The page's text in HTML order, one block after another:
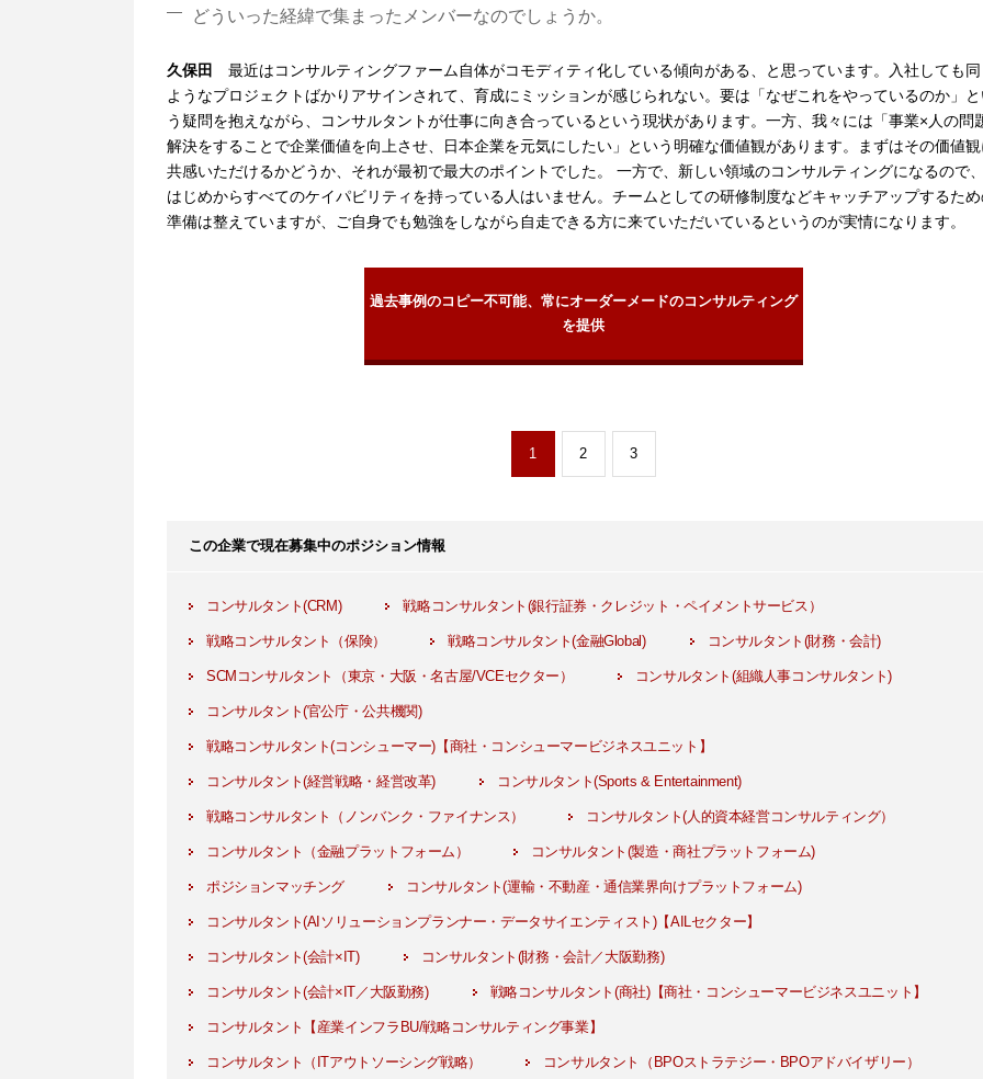
どういった経緯で集まったメンバーなのでしょうか。
久保田
最近はコンサルティングファーム自体がコモディティ化している傾向がある、と思っています。入社しても同
ようなプロジェクトばかりアサインされて、育成にミッションが感じられない。要は「なぜこれをやっているのか」
う疑問を抱えながら、コンサルタントが仕事に向き合っているという現状があります。一方、我々には「事業×人の問
解決をすることで企業価値を向上させ、日本企業を元気にしたい」という明確な価値観があります。まずはその価値観
共感いただけるかどうか、それが最初で最大のポイントでした。 一方で、新しい領域のコンサルティングになるので、
はじめからすべてのケイパビリティを持っている人はいません。チームとしての研修制度などキャッチアップするた
準備は整えていますが、ご自身でも勉強をしながら自走できる方に来ていただいているというのが実情になります。
過去事例のコピー不可能、常にオーダーメードのコンサルティング
を提供
1 2 3
この企業で現在募集中のポジション情報
コンサルタント(CRM) 戦略コンサルタント(銀行証券・クレジット・ペイメントサービス）
戦略コンサルタント（保険） 戦略コンサルタント(金融Global) コンサルタント(財務・会計)
SCMコンサルタント（東京・大阪・名古屋/VCEセクター） コンサルタント(組織人事コンサルタント)
コンサルタント(官公庁・公共機関)
戦略コンサルタント(コンシューマー)【商社・コンシューマービジネスユニット】
コンサルタント(経営戦略・経営改革) コンサルタント(Sports & Entertainment)
戦略コンサルタント（ノンバンク・ファイナンス） コンサルタント(人的資本経営コンサルティング）
コンサルタント（金融プラットフォーム） コンサルタント(製造・商社プラットフォーム)
ポジションマッチング コンサルタント(運輸・不動産・通信業界向けプラットフォーム)
コンサルタント(AIソリューションプランナー・データサイエンティスト)【AILセクター】
コンサルタント(会計×IT) コンサルタント(財務・会計／大阪勤務)
コンサルタント(会計×IT／大阪勤務) 戦略コンサルタント(商社)【商社・コンシューマービジネスユニット】
コンサルタント【産業インフラBU/戦略コンサルティング事業】
コンサルタント（ITアウトソーシング戦略） コンサルタント（BPOストラテジー・BPOアドバイザリー）